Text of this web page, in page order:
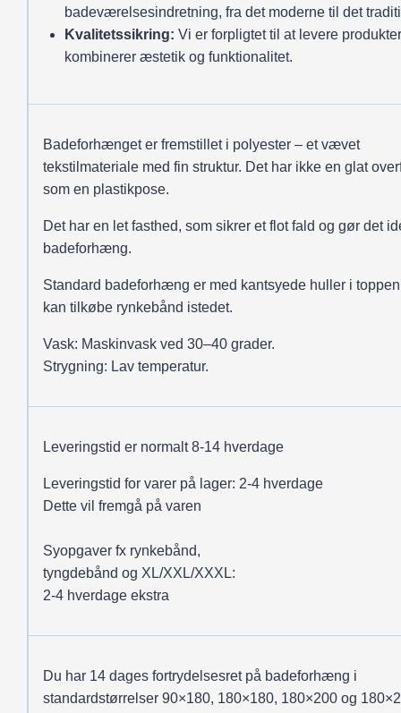
badeværelsesindretning, fra det moderne til det
Kvalitetssikring: Vi er forpligtet til at levere
kombinerer æstetik og funktionalitet.
Badeforhænget er fremstillet i polyester – et vævet
tekstilmateriale med fin struktur. Det har ikke en glat
som en plastikpose.
Det har en let fasthed, som sikrer et flot fald og gør det
badeforhæng.
Standard badeforhæng er med kantsyede huller i
kan tilkøbe rynkebånd istedet.
Vask: Maskinvask ved 30–40 grader.
Strygning: Lav temperatur.
Leveringstid er normalt 8-14 hverdage
Leveringstid for varer på lager: 2-4 hverdage
Dette vil fremgå på varen
Syopgaver fx rynkebånd,
tyngdebånd og XL/XXL/XXXL:
2-4 hverdage ekstra
Du har 14 dages fortrydelsesret på badeforhæng i
standardstørrelser 90×180, 180×180, 180×200 og